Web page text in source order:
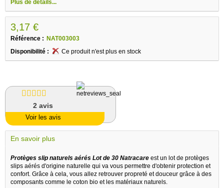
Plus de détails...
3,17 €
Référence : NAT003003
Disponibilité :
Ce produit n'est plus en stock
2 avis
Voir les avis
En savoir plus
Protèges slip naturels aérés Lot de 30 Natracare est un lot de protèges
slips aérés d'origine naturelle qui va vous permettre d'obtenir protection et
confort. Grâce à cela, vous allez retrouver propreté et douceur grâce à des
composants comme le coton bio et les matériaux naturels.